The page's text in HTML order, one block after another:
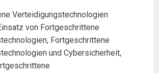
Verteidigungstechnologien
von Fortgeschrittene
Fortgeschrittene
und Cybersicherheit,